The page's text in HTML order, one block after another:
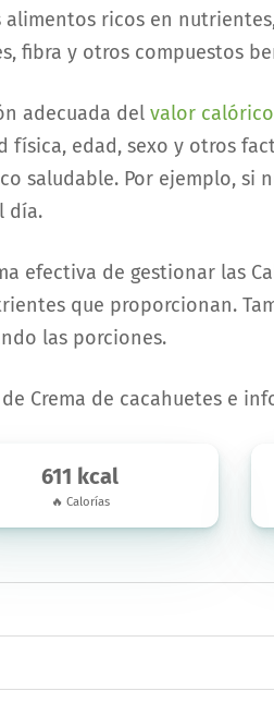
alimentos ricos en
fibra y otros compuestos
adecuada del valor
física, edad, sexo y otros
saludable. Por ejemplo, si
día.
efectiva de gestionar las
que proporcionan.
las porciones.
de Crema de cacahuetes e
611 kcal
🔥 Calorías